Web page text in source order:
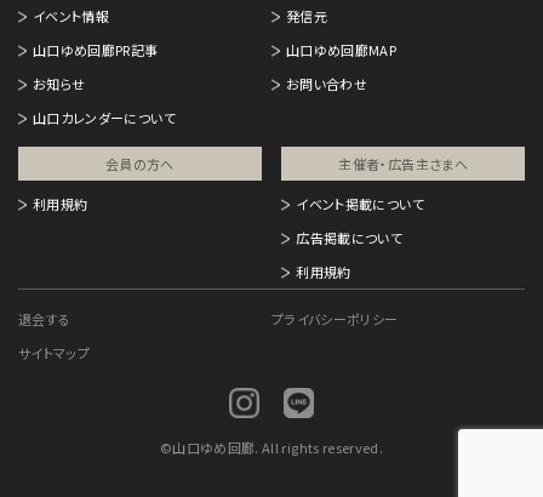
イベント情報
発信元
山口ゆめ回廊PR記事
山口ゆめ回廊MAP
お知らせ
お問い合わせ
山口カレンダーについて
会員の方へ
利用規約
主催者・広告主さまへ​
イベント掲載について
広告掲載について
利用規約
退会する
プライバシーポリシー
サイトマップ
©山口ゆめ回廊. All rights reserved.